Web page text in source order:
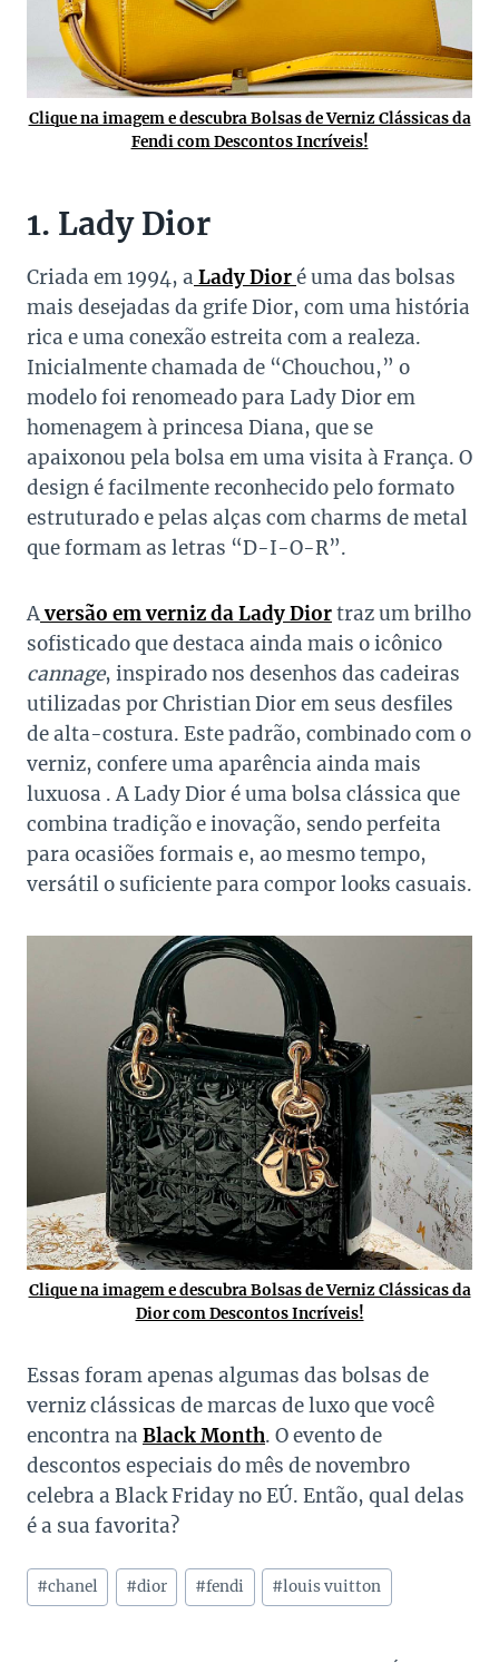
Clique na imagem e descubra Bolsas de Verniz Clássicas da
Fendi com Descontos Incríveis!
1. Lady Dior
Criada em 1994, a Lady Dioré uma das bolsas
mais desejadas da grife Dior, com uma história
rica e uma conexão estreita com a realeza.
Inicialmente chamada de “Chouchou,” o
modelo foi renomeado para Lady Dior em
homenagem à princesa Diana, que se
apaixonou pela bolsa em uma visita à França. O
design é facilmente reconhecido pelo formato
estruturado e pelas alças com charms de metal
que formam as letras “D-I-O-R”.
Aversão em verniz da Lady Diortraz um brilho
sofisticado que destaca ainda mais o icônico
cannage, inspirado nos desenhos das cadeiras
utilizadas por Christian Dior em seus desfiles
de alta-costura. Este padrão, combinado com o
verniz, confere uma aparência ainda mais
luxuosa . A Lady Dior é uma bolsa clássica que
combina tradição e inovação, sendo perfeita
para ocasiões formais e, ao mesmo tempo,
versátil o suficiente para compor looks casuais.
Clique na imagem e descubra Bolsas de Verniz Clássicas da
Dior com Descontos Incríveis!
Essas foram apenas algumas das bolsas de
verniz clássicas de marcas de luxo que você
encontra na Black Month. O evento de
descontos especiais do mês de novembro
celebra a Black Friday no EÚ. Então, qual delas
é a sua favorita?
Tags
do
#chanel #dior #fendi #louis vuitton